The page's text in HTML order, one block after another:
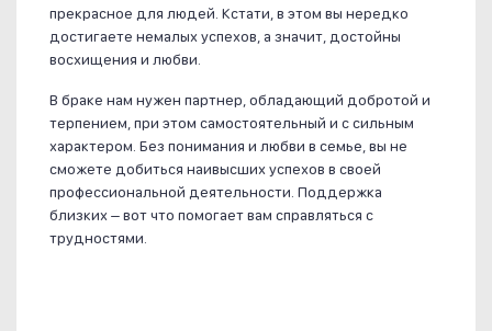
прекрасное для людей. Кстати, в этом вы нередко
достигаете немалых успехов, а значит, достойны
восхищения и любви.
В браке нам нужен партнер, обладающий добротой и
терпением, при этом самостоятельный и с сильным
характером. Без понимания и любви в семье, вы не
сможете добиться наивысших успехов в своей
профессиональной деятельности. Поддержка
близких – вот что помогает вам справляться с
трудностями.